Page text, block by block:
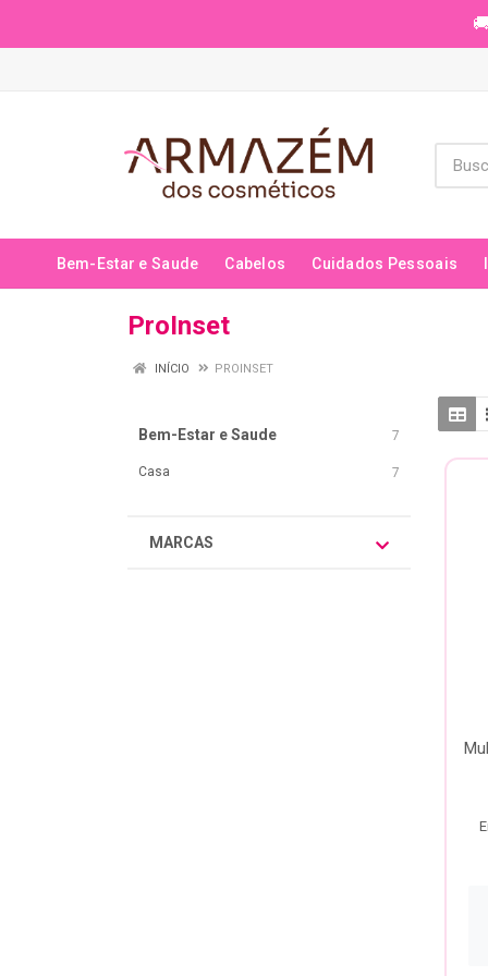
Bem-Estar e Saude Cabelos Cuidados Pessoais
ProInset
INÍCIO PROINSET
Bem-Estar e Saude 7
Casa 7
MARCAS